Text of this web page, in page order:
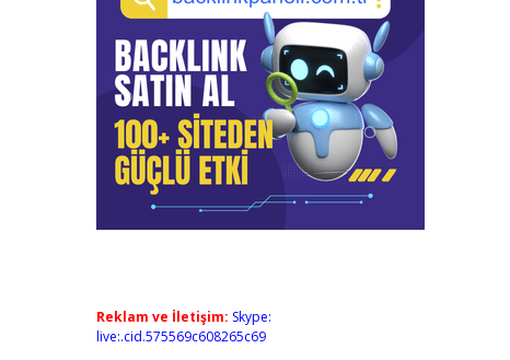
Reklam ve İletişim: Skype:
live:.cid.575569c608265c69